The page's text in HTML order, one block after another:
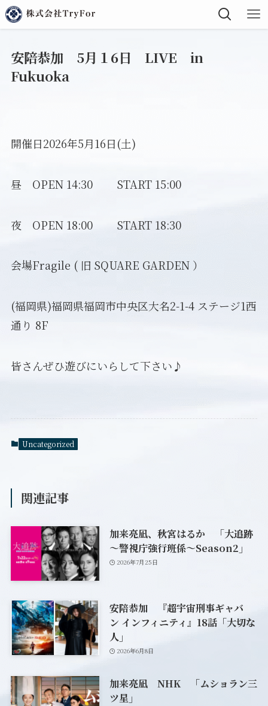
安陪恭加 5月１6日 LIVE in
Fukuoka
開催日2026年5月16日(土)
昼 OPEN 14:30 START 15:00
夜 OPEN 18:00 START 18:30
会場Fragile ( 旧 SQUARE GARDEN ）
(福岡県)福岡県福岡市中央区大名2-1-4 ステージ1西
通り 8F
皆さんぜひ遊びにいらして下さい♪
Uncategorized
関連記事
加来亮凪、秋宮はるか 「大追跡
～警視庁強行班係～Season2」
2026年7月25日
安陪恭加 『超宇宙刑事ギャバ
ン インフィニティ』18話「大切な
人」
2026年6月8日
加来亮凪 NHK 「ムショラン三
ツ星」